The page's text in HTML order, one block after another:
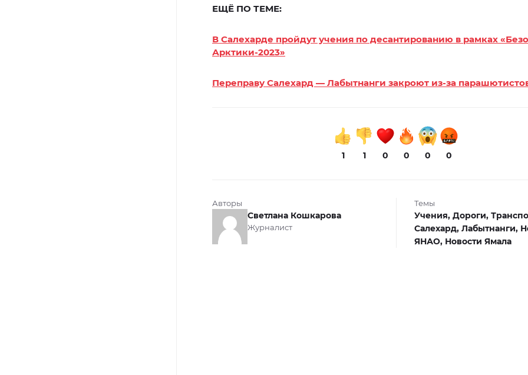
ЕЩЁ ПО ТЕМЕ:
В Салехарде пройдут учения по десантированию в рамках
Арктики-2023»
Переправу Салехард — Лабытнанги закроют из-за
1 1 0 0 0 0
Авторы
Светлана Кошкарова
Журналист
Темы
Учения, Дороги,
Салехард, Лабытнанги,
ЯНАО, Новости Ямала